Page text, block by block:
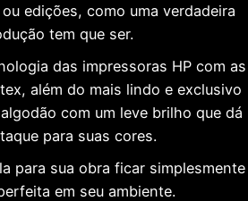
edições, como uma verdadeira
tem que ser.
das impressoras HP com as
além do mais lindo e exclusivo
com um leve brilho que dá
para suas cores.
para sua obra ficar simplesmente
em seu ambiente.